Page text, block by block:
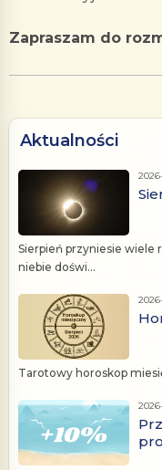
Zapraszam do
Aktualności
Sierpień przyniesie wiele
niebie doświ...
Tarotowy horoskop